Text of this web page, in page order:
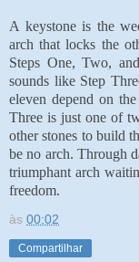
A keystone is the
arch that locks the
Steps One, Two,
sounds like Step
eleven depend on
Three is just one of
other stones to build
be no arch. Through
triumphant arch
freedom.
às 00:02
Compartilhar